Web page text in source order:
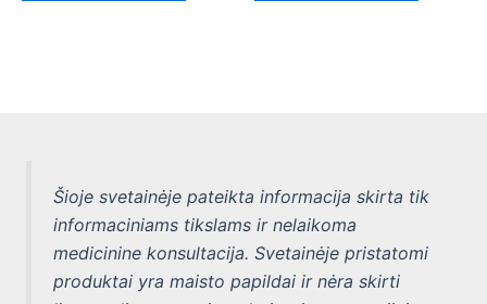
Šioje svetainėje pateikta informacija skirta tik
informaciniams tikslams ir nelaikoma
medicinine konsultacija. Svetainėje pristatomi
produktai yra maisto papildai ir nėra skirti